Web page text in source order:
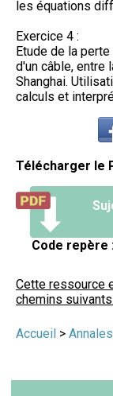
les équations
Exercice 4 :
Etude de la
d'un câble, entre
Shanghai.
calculs et
Télécharger le
Code repère
Cette ressource
chemins suivants
Accueil >